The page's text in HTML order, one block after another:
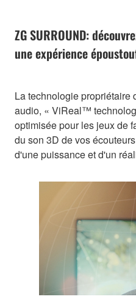
ZG SURROUND:
une expérience
La technologie propriétaire
audio, « ViReal™
optimisée pour les jeux de
du son 3D de vos
d'une puissance et d'un